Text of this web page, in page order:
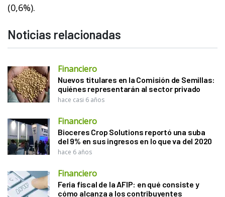
(0,6%).
Noticias relacionadas
Financiero
Nuevos titulares en la Comisión de Semillas:
quiénes representarán al sector privado
hace casi 6 años
Financiero
Bioceres Crop Solutions reportó una suba
del 9% en sus ingresos en lo que va del 2020
hace 6 años
Financiero
Feria fiscal de la AFIP: en qué consiste y
cómo alcanza a los contribuyentes